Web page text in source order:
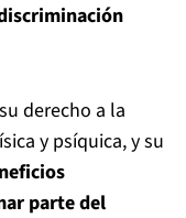
derecho a la
y psíquica, y su
parte del